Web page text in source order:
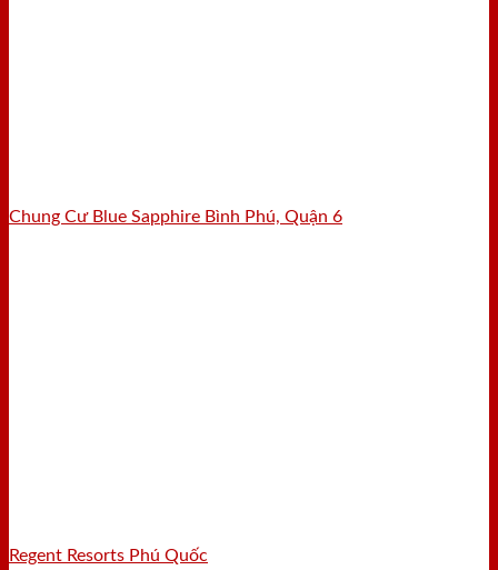
Chung Cư Blue Sapphire Bình Phú, Quận 6
Regent Resorts Phú Quốc